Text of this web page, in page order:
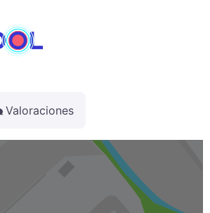
Valoraciones